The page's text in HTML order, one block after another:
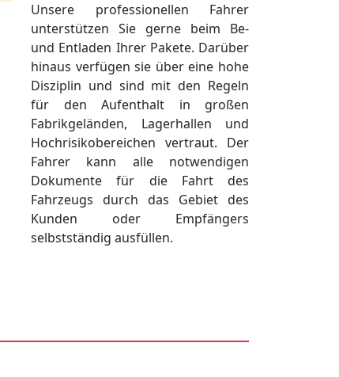
Unsere professionellen Fahrer
unterstützen Sie gerne beim Be-
und Entladen Ihrer Pakete. Darüber
hinaus verfügen sie über eine hohe
Disziplin und sind mit den Regeln
für den Aufenthalt in großen
Fabrikgeländen, Lagerhallen und
Hochrisikobereichen vertraut. Der
Fahrer kann alle notwendigen
Dokumente für die Fahrt des
Fahrzeugs durch das Gebiet des
Kunden oder Empfängers
selbstständig ausfüllen.